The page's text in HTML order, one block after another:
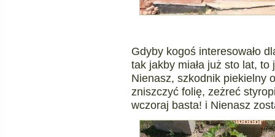
Gdyby kogoś interesowało
tak jakby miała już sto lat,
Nienasz, szkodnik piekielny
zniszczyć folię, zeżreć
wczoraj basta! i Nienasz